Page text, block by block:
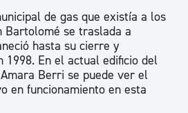
de gas que existía a los
Bartolomé se traslada a
hasta su cierre y
1998. En el actual edificio del
Berri se puede ver el
en funcionamiento en esta